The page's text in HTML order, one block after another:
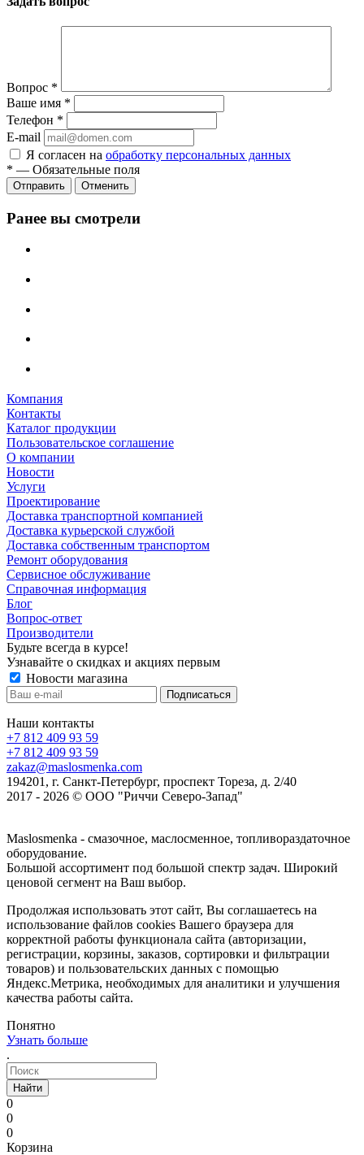
Вопрос *
Ваше имя *
Телефон *
E-mail
Я согласен на обработку персональных данных
* — Обязательные поля
Отменить
Ранее вы смотрели
Компания
Контакты
Каталог продукции
Пользовательское соглашение
О компании
Новости
Услуги
Проектирование
Доставка транспортной компанией
Доставка курьерской службой
Доставка собственным транспортом
Ремонт оборудования
Сервисное обслуживание
Справочная информация
Блог
Вопрос-ответ
Производители
Будьте всегда в курсе!
Узнавайте о скидках и акциях первым
Новости магазина
Наши контакты
+7 812 409 93 59
+7 812 409 93 59
zakaz@maslosmenka.com
194201, г. Санкт-Петербург, проспект Тореза, д. 2/40
2017 - 2026 © ООО "Риччи Северо-Запад"
Maslosmenka - смазочное, маслосменное, топливораздаточное
оборудование.
Большой ассортимент под большой спектр задач. Широкий
ценовой сегмент на Ваш выбор.
Продолжая использовать этот сайт, Вы соглашаетесь на
использование файлов cookies Вашего браузера для
корректной работы функционала сайта (авторизации,
регистрации, корзины, заказов, сортировки и фильтрации
товаров) и пользовательских данных с помощью
Яндекс.Метрика, необходимых для аналитики и улучшения
качества работы сайта.
Понятно
Узнать больше
.
Найти
0
0
0
Корзина